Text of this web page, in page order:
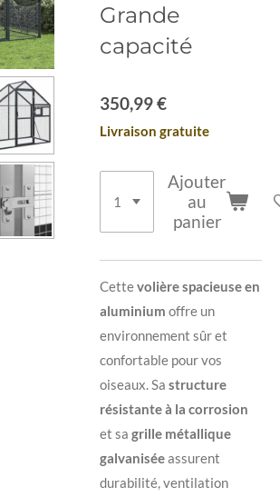
Grande
capacité
350,99 €
Livraison gratuite
Ajouter
au
panier
Cettevolière spacieuse en
aluminium offre un
environnement sûr et
confortable pour vos
oiseaux. Sa structure
résistante à la corrosion
et sa grille métallique
galvaniséeassurent
durabilité, ventilation